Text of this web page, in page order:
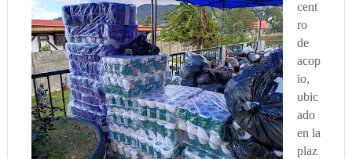
cent
ro
de
acop
io,
ubic
ado
en la
plaz